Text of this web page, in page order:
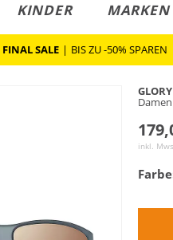
KINDER MARKEN
FINAL SALE | BIS ZU -50% SPAREN
inkl.